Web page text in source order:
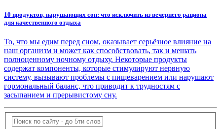
10 продуктов, нарушающих сон: что исключить из вечернего рациона
для качественного отдыха
То, что мы едим перед сном, оказывает серьёзное влияние на
наш организм и может как способствовать, так и мешать
полноценному ночному отдыху. Некоторые продукты
содержат компоненты, которые стимулируют нервную
систему, вызывают проблемы с пищеварением или нарушают
гормональный баланс, что приводит к трудностям с
засыпанием и прерывистому сну.